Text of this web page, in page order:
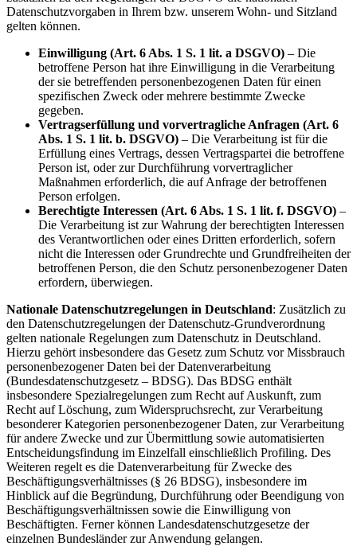
Datenschutzvorgaben in Ihrem bzw. unserem Wohn- und Sitzland
gelten können.
Einwilligung (Art. 6 Abs. 1 S. 1 lit. a DSGVO) – Die
betroffene Person hat ihre Einwilligung in die Verarbeitung
der sie betreffenden personenbezogenen Daten für einen
spezifischen Zweck oder mehrere bestimmte Zwecke
gegeben.
Vertragserfüllung und vorvertragliche Anfragen (Art. 6
Abs. 1 S. 1 lit. b. DSGVO) – Die Verarbeitung ist für die
Erfüllung eines Vertrags, dessen Vertragspartei die betroffene
Person ist, oder zur Durchführung vorvertraglicher
Maßnahmen erforderlich, die auf Anfrage der betroffenen
Person erfolgen.
Berechtigte Interessen (Art. 6 Abs. 1 S. 1 lit. f. DSGVO) –
Die Verarbeitung ist zur Wahrung der berechtigten Interessen
des Verantwortlichen oder eines Dritten erforderlich, sofern
nicht die Interessen oder Grundrechte und Grundfreiheiten der
betroffenen Person, die den Schutz personenbezogener Daten
erfordern, überwiegen.
Nationale Datenschutzregelungen in Deutschland: Zusätzlich zu
den Datenschutzregelungen der Datenschutz-Grundverordnung
gelten nationale Regelungen zum Datenschutz in Deutschland.
Hierzu gehört insbesondere das Gesetz zum Schutz vor Missbrauch
personenbezogener Daten bei der Datenverarbeitung
(Bundesdatenschutzgesetz – BDSG). Das BDSG enthält
insbesondere Spezialregelungen zum Recht auf Auskunft, zum
Recht auf Löschung, zum Widerspruchsrecht, zur Verarbeitung
besonderer Kategorien personenbezogener Daten, zur Verarbeitung
für andere Zwecke und zur Übermittlung sowie automatisierten
Entscheidungsfindung im Einzelfall einschließlich Profiling. Des
Weiteren regelt es die Datenverarbeitung für Zwecke des
Beschäftigungsverhältnisses (§ 26 BDSG), insbesondere im
Hinblick auf die Begründung, Durchführung oder Beendigung von
Beschäftigungsverhältnissen sowie die Einwilligung von
Beschäftigten. Ferner können Landesdatenschutzgesetze der
einzelnen Bundesländer zur Anwendung gelangen.